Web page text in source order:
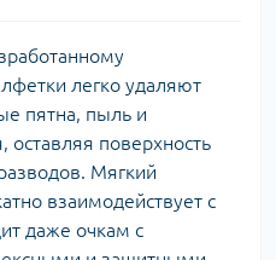
легко удаляют
пятна, пыль и
поверхность
Мягкий
взаимодействует с
даже очкам с